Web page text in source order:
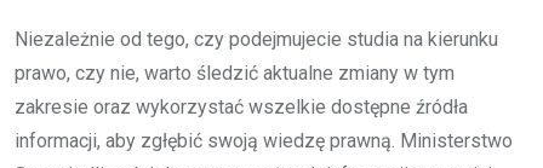
Niezależnie od tego, czy podejmujecie studia na kierunku
prawo, czy nie, warto śledzić aktualne zmiany w tym
zakresie oraz wykorzystać wszelkie dostępne źródła
informacji, aby zgłębić swoją wiedzę prawną. Ministerstwo